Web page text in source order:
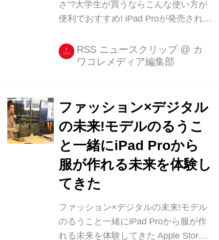
さ”?大学生が買うならこんな使い方が
便利でおすすめ! iPad Proが発売されて
Pro(12.9インチ)のどんなところが便利
なのか、改めてまとめてみました! 2つ
RSS ニュースクリップ @ カ
ワコレメディア編集部
ファッション×デジタル
の未来!モデルのるうこ
と一緒にiPad Proから
服が作れる未来を体験し
てきた
ファッション×デジタルの未来!モデル
のるうこと一緒にiPad Proから服が作
れる未来を体験してきた Apple Store